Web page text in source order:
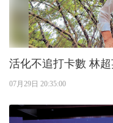
活化不
07月29日 20:35:00